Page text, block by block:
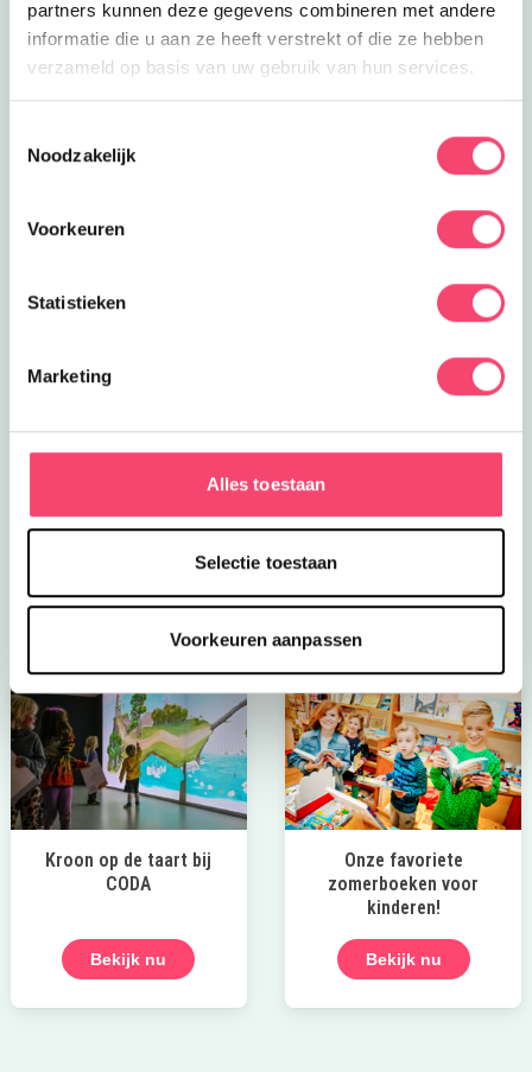
partners kunnen deze gegevens combineren met andere
informatie die u aan ze heeft verstrekt of die ze hebben
verzameld op basis van uw gebruik van hun services.
Noodzakelijk
Voorkeuren
Statistieken
Marketing
Alles toestaan
Selectie toestaan
Voorkeuren aanpassen
Klaar voor actie? In de zomervakantie zijn er extra veel
stoere activiteiten voor kids bij het Nationaal Militair
Museum. Wie is het snelste op de stormbaan? Rijd zelf
Bekijk het aanbod
Kroon op de taart bij
CODA
Bekijk nu
Onze favoriete
zomerboeken voor
kinderen!
Bekijk nu